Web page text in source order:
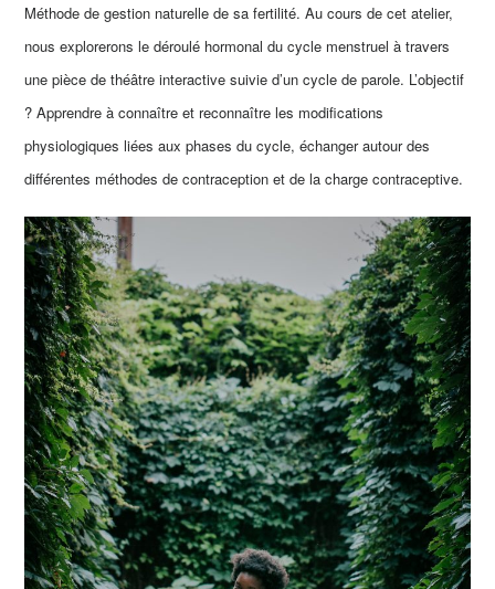
Méthode de gestion naturelle de sa fertilité. Au cours de cet atelier,
nous explorerons le déroulé hormonal du cycle menstruel à travers
une pièce de théâtre interactive suivie d’un cycle de parole. L’objectif
? Apprendre à connaître et reconnaître les modifications
physiologiques liées aux phases du cycle, échanger autour des
différentes méthodes de contraception et de la charge contraceptive.